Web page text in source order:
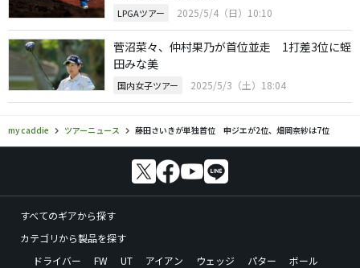
LPGAツアー 2025/5/4（日）10:10
菅沼菜々、仲村果乃が首位並走 1打差3位に蛭
田みな美
国内女子ツアー 2025/5/3（土）18:04
my caddie ツアーニュース 藤田さいきが単独首位 申ジエが2位、畑岡奈紗は7位
すべてのギアから探す
カテゴリから製品を探す
ドライバー
FW UT アイアン ウェッジ パター
ボール